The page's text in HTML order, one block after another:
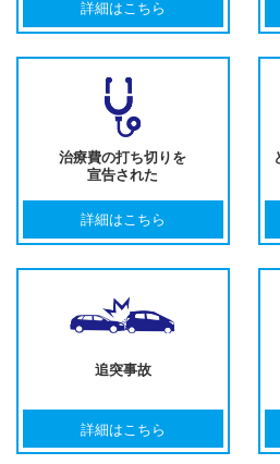
詳細はこちら
治療費の打ち切りを
宣告された
詳細はこちら
追突事故
詳細はこちら